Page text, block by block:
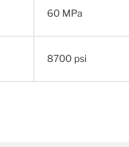
60 MPa
8700 psi